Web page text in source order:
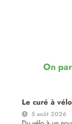
On
Le curé à
5 août 2026